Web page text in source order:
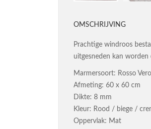
OMSCHRIJVING
Prachtige windroos
uitgesneden kan
Marmersoort: Rosso
Afmeting: 60 x 60 cm
Dikte: 8 mm
Kleur: Rood / biege /
Oppervlak: Mat